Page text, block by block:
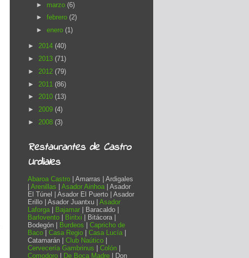
► marzo (6)
► febrero (2)
► enero (1)
► 2014 (40)
► 2013 (71)
► 2012 (79)
► 2011 (86)
► 2010 (13)
► 2009 (4)
► 2008 (3)
Restaurantes de Castro
Urdiales
Abaroa Castro | Amarras | Ardigales
Arenillas Asador Ainhoa | Asador
El Túnel | Asador El Puerto | Asador
Erillo | Asador Juantxu |
Asador
Laforga
Bajamar
| Baracaldo |
Barlovento
Biritxi
| Bitácora |
Bodegón |
Burdeos
Capricho de
Baco
Casa Regio Casa Lucía
Catamarán | Club Naútico
Cervecería Gambrinus
Colón
Comodoro
De Boca Madre | Don